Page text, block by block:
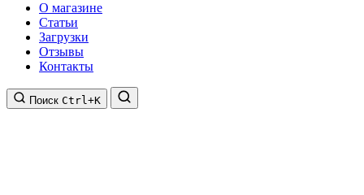
О магазине
Статьи
Загрузки
Отзывы
Контакты
Поиск Ctrl+K